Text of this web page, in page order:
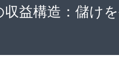
収益構造：儲け